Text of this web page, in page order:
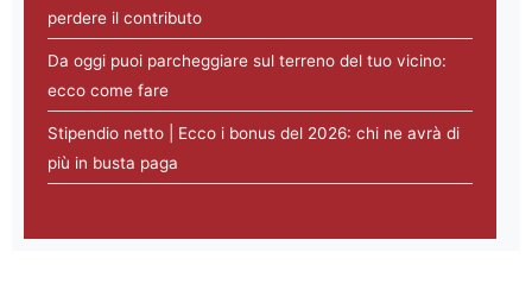
perdere il contributo
Da oggi puoi parcheggiare sul terreno del tuo vicino:
ecco come fare
Stipendio netto | Ecco i bonus del 2026: chi ne avrà di
più in busta paga